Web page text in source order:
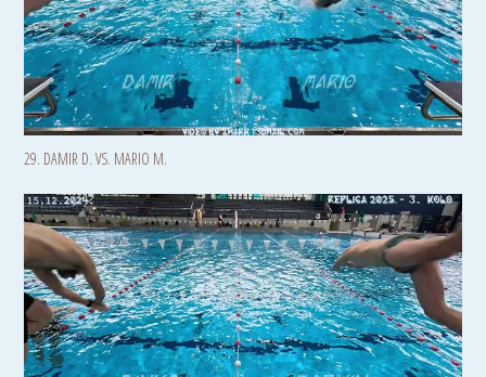
29. DAMIR D. VS. MARIO M.